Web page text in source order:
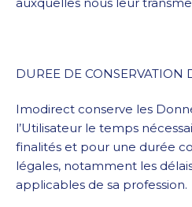
DUREE DE CONSERVATION
Imodirect conserve les
l’Utilisateur le temps
finalités et pour une durée
légales, notamment les
applicables de sa profession.